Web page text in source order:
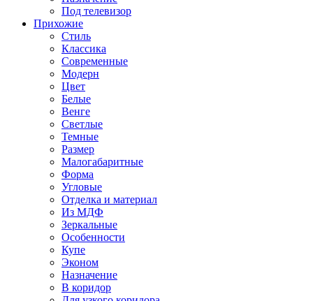
Под телевизор
Прихожие
Стиль
Классика
Современные
Модерн
Цвет
Белые
Венге
Светлые
Темные
Размер
Малогабаритные
Форма
Угловые
Отделка и материал
Из МДФ
Зеркальные
Особенности
Купе
Эконом
Назначение
В коридор